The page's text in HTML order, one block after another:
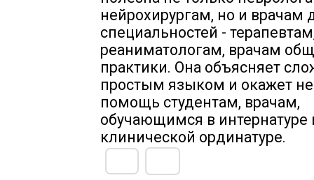
нейрохирургам, но и врачам
специальностей -
реаниматологам, врачам
практики. Она объясняет
простым языком и окажет
помощь студентам, врачам,
обучающимся в интернатуре
клинической ординатуре.